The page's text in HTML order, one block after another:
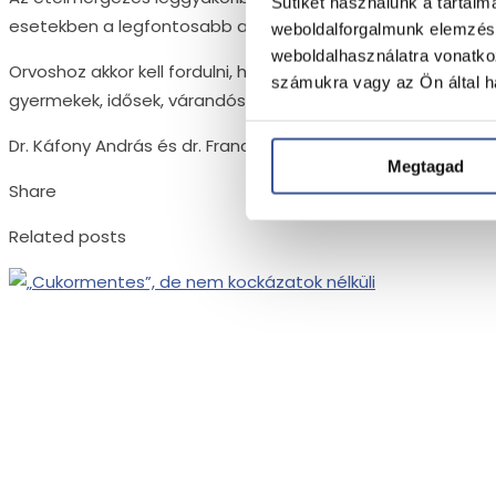
weboldalforgalmunk
weboldalhasználatra
számukra vagy az Ön által
Megtagad
esetekben a legfontosabb a bőséges folyadékpótlás és a
Orvoshoz akkor kell fordulni, ha a tünetek súlyosak vagy
gyermekek, idősek, várandósok vagy krónikus betegek
Dr. Káfony András és dr. Francis Samer
Share
Related posts